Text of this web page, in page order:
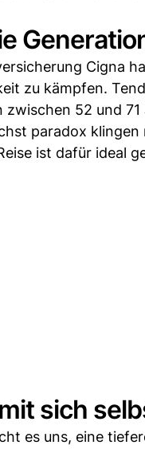
Cigna
zu kämpfen.
52 und 71
paradox
ist dafür ideal
sich
es uns, eine